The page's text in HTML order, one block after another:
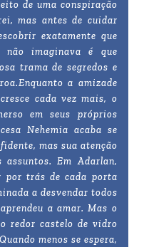
de uma conspiração
mas antes de cuidar
exatamente que
não imaginava é que
trama de segredos e
a amizade
cada vez mais, o
em seus próprios
Nehemia acaba se
mas sua atenção
Em Adarlan,
por trás de cada porta
a desvendar todos
a amar. Mas o
redor castelo de vidro
menos se espera,